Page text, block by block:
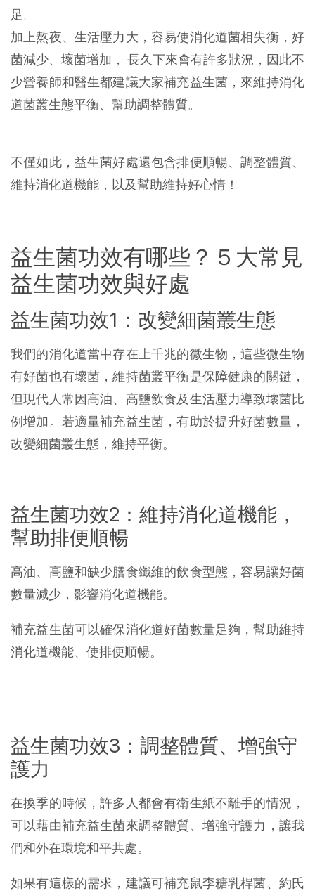
足。
加上熬夜、生活壓力大，容易使消化道菌相失衡，好
菌減少、壞菌增加， 長久下來會有許多狀況，因此不
少營養師和醫生都建議大家補充益生菌，來維持消化
道菌叢生態平衡、幫助調整體質。
不僅如此，益生菌好處還包含排便順暢、調整體質、
維持消化道機能，以及幫助維持好心情！
益生菌功效有哪些？５大常見
益生菌功效與好處
益生菌功效1：改變細菌叢生態
我們的消化道當中存在上千兆的微生物，這些微生物
有好菌也有壞菌，維持菌叢平衡是保障健康的關鍵，
但現代人常因高油、高鹽飲食及生活壓力導致壞菌比
例增加。若適量補充益生菌，有助於提升好菌數量，
改變細菌叢生態，維持平衡。
益生菌功效2：維持消化道機能，
幫助排便順暢
高油、高鹽和缺少膳食纖維的飲食型態，容易讓好菌
數量減少，影響消化道機能。
補充益生菌可以確保消化道好菌數量足夠，幫助維持
消化道機能、使排便順暢。
益生菌功效3：調整體質、增強守
護力
在換季的時候，許多人都會有衛生紙不離手的情況，
可以藉由補充益生菌來調整體質、增強守護力，讓我
們和外在環境和平共處。
如果有這樣的需求，建議可補充鼠李糖乳桿菌、約氏